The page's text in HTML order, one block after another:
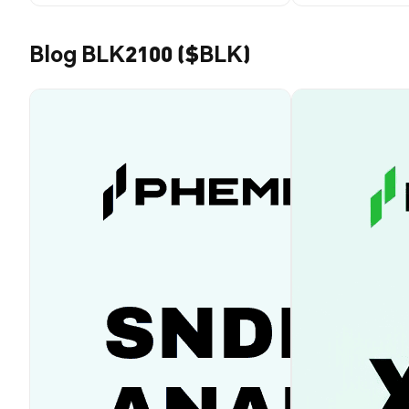
Blog BLK2100 ($BLK)